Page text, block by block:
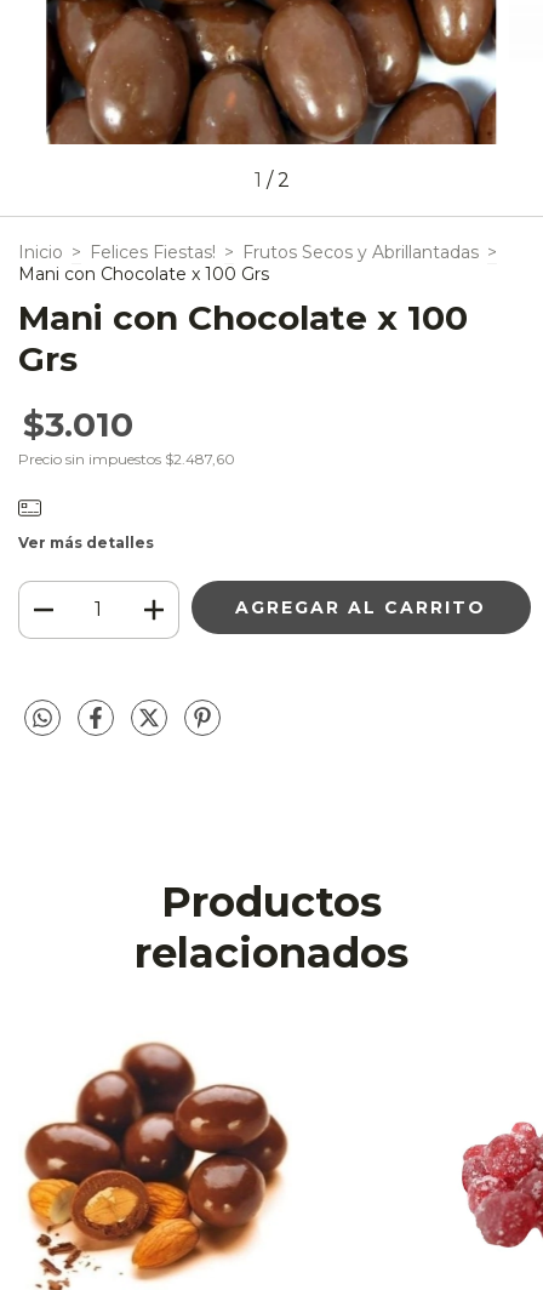
1 /2
Inicio > Felices Fiestas! > Frutos Secos y Abrillantadas >
Mani con Chocolate x 100 Grs
Mani con Chocolate x 100
Grs
$3.010
Precio sin impuestos $2.487,60
Ver más detalles
Productos
relacionados